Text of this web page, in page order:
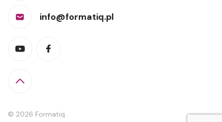
info@formatiq.pl
© 2026 Formatiq